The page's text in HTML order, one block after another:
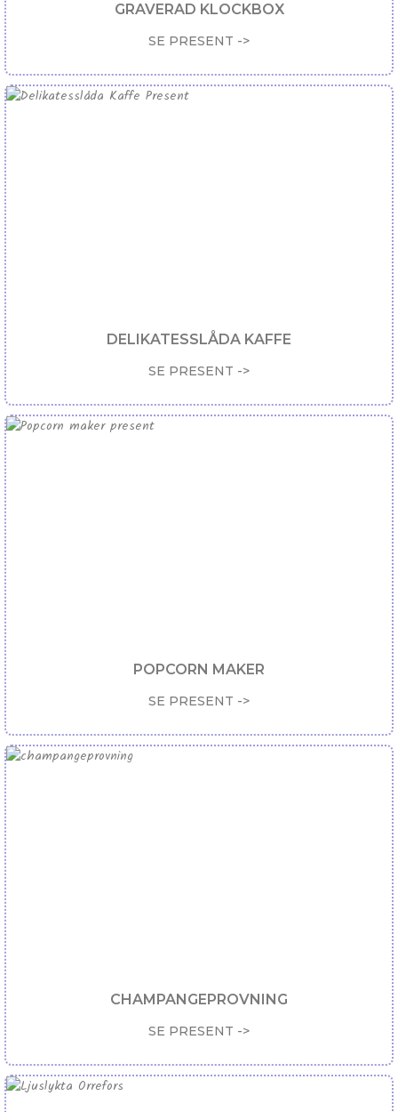
GRAVERAD KLOCKBOX
SE PRESENT ->
DELIKATESSLÅDA KAFFE
SE PRESENT ->
POPCORN MAKER
SE PRESENT ->
CHAMPANGEPROVNING
SE PRESENT ->